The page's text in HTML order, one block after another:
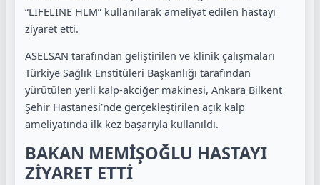
“LIFELINE HLM” kullanılarak ameliyat edilen hastayı
ziyaret etti.
ASELSAN tarafından geliştirilen ve klinik çalışmaları
Türkiye Sağlık Enstitüleri Başkanlığı tarafından
yürütülen yerli kalp-akciğer makinesi, Ankara Bilkent
Şehir Hastanesi’nde gerçekleştirilen açık kalp
ameliyatında ilk kez başarıyla kullanıldı.
BAKAN MEMİŞOĞLU HASTAYI
ZİYARET ETTİ